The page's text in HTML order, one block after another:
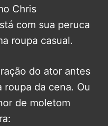
Chris
com sua peruca
roupa casual.
do ator antes
roupa da cena. Ou
de moletom